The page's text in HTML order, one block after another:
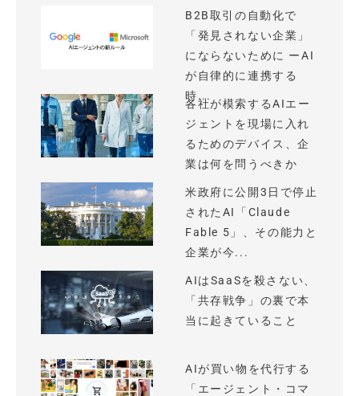
B2B取引の自動化で
「発見されない企業」
にならないために ーAI
が自律的に連携する
時...
各社が模索するAIエー
ジェントを現場に入れ
るためのデバイス、企
業は何を問うべきか
米政府に公開3日で停止
されたAI「Claude
Fable 5」、その能力と
企業が今...
AIはSaaSを殺さない、
「共存戦争」の裏で本
当に起きていること
AIが買い物を代行する
「エージェント・コマ